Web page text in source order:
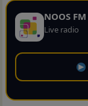
NOOS FM
Live radio